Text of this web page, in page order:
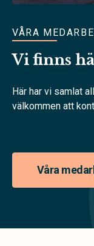
VÅRA
Vi finns
Här har vi samlat
välkommen att
Våra